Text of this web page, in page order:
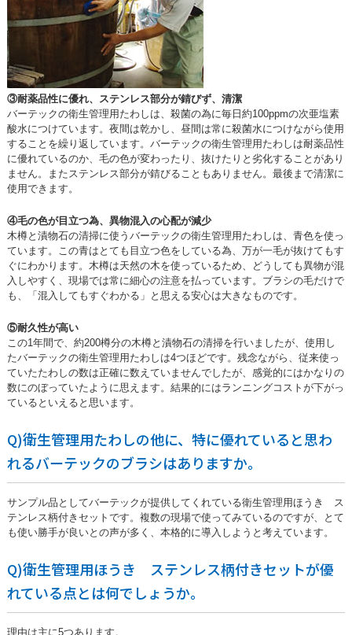
③耐薬品性に優れ、ステンレス部分が錆びず、清潔
バーテックの衛生管理用たわしは、殺菌の為に毎日約100ppmの次亜塩素
酸水につけています。夜間は乾かし、昼間は常に殺菌水につけながら使用
することを繰り返しています。バーテックの衛生管理用たわしは耐薬品性
に優れているのか、毛の色が変わったり、抜けたりと劣化することがあり
ません。またステンレス部分が錆びることもありません。最後まで清潔に
使用できます。
④毛の色が目立つ為、異物混入の心配が減少
木樽と漬物石の清掃に使うバーテックの衛生管理用たわしは、青色を使っ
ています。この青はとても目立つ色をしている為、万が一毛が抜けてもす
ぐにわかります。木樽は天然の木を使っているため、どうしても異物が混
入しやすく、現場では常に細心の注意を払っています。ブラシの毛だけで
も、「混入してもすぐわかる」と思える安心は大きなものです。
⑤耐久性が高い
この1年間で、約200樽分の木樽と漬物石の清掃を行いましたが、使用し
たバーテックの衛生管理用たわしは4つほどです。残念ながら、従来使っ
ていたたわしの数は正確に数えていませんでしたが、感覚的にはかなりの
数にのぼっていたように思えます。結果的にはランニングコストが下がっ
ているといえると思います。
Q)衛生管理用たわしの他に、特に優れていると思わ
れるバーテックのブラシはありますか。
サンプル品としてバーテックが提供してくれている衛生管理用ほうき ス
テンレス柄付きセットです。複数の現場で使ってみているのですが、とて
も使い勝手が良いとの声が多く、本格的に導入しようと考えています。
Q)衛生管理用ほうき ステンレス柄付きセットが優
れている点とは何でしょうか。
理由は主に5つあります。